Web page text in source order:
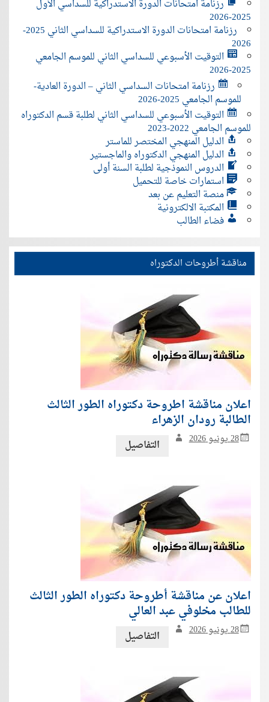
رزنامة امتحانات الدورة الاستدراكية للسداسي الأول
2025-2026
رزنامة امتحانات الدورة الاستدراكية للسداسي الثاني 2025-
2026
التوقيت الأسبوعي للسداسي الثاني للموسم الجامعي
2025-2026
رزنامة امتحانات السداسي الثاني – الدورة العادية-
للموسم الجامعي 2025-2026
التوقيت الأسبوعي للسداسي الثاني لطلبة قسم الدكتوراه
للموسم الجامعي 2022-2023
الدليل المنهجي المختصر للماستر
الدليل المنهجي الدكتوراه والماجستير
الدروس النموذجية لطلبة السنة أولى
استمارات خاصة للتحميل
منصة التعليم عن بعد
المكتبة الالكترونية
فضاء الطالب
مناقشة أطروحات الدكتوراه
اعلان مناقشة اطروحة دكتوراه الطور الثالث
الطالبة رودان الزهراء
28 يونيو 2026 التفاصيل
اعلان عن مناقشة أطروحة دكتوراه الطور الثالث
للطالب مخلوفي عبد العالي
28 يونيو 2026 التفاصيل